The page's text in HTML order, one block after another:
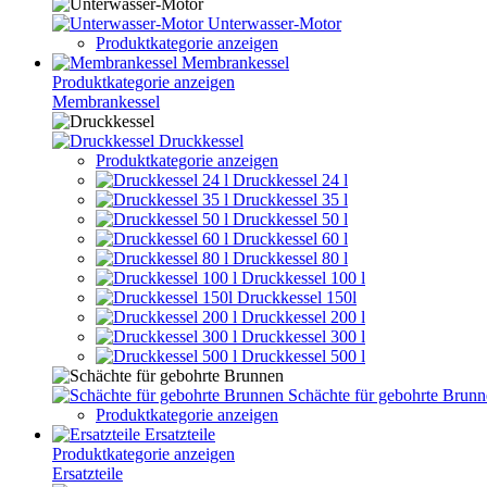
Unterwasser-Motor
Produktkategorie anzeigen
Membrankessel
Produktkategorie anzeigen
Membrankessel
Druckkessel
Produktkategorie anzeigen
Druckkessel 24 l
Druckkessel 35 l
Druckkessel 50 l
Druckkessel 60 l
Druckkessel 80 l
Druckkessel 100 l
Druckkessel 150l
Druckkessel 200 l
Druckkessel 300 l
Druckkessel 500 l
Schächte für gebohrte
Produktkategorie anzeigen
Ersatzteile
Produktkategorie anzeigen
Ersatzteile